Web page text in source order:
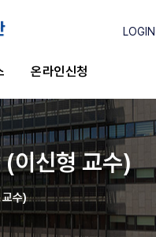
LOGIN
온라인신청
이신형 교수)
수)